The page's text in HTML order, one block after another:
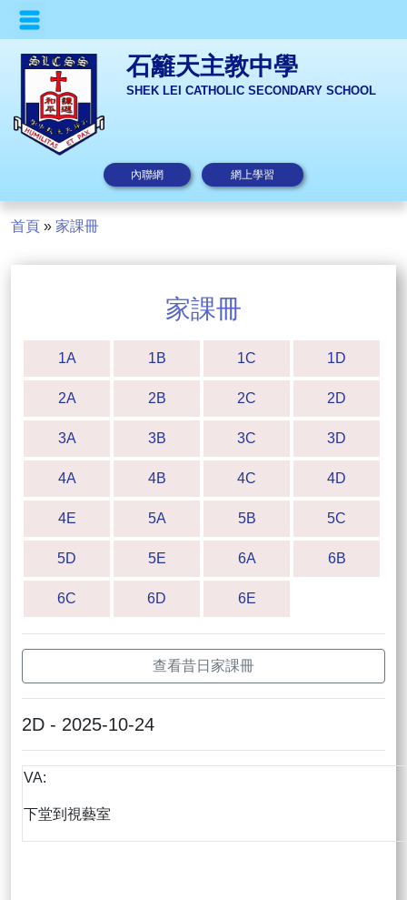
石籬天主教中學
SHEK LEI CATHOLIC SECONDARY SCHOOL
內聯網 網上學習
首頁 » 家課冊
家課冊
1A 1B 1C 1D
2A 2B 2C 2D
3A 3B 3C 3D
4A 4B 4C 4D
4E 5A 5B 5C
5D 5E 6A 6B
6C 6D 6E
查看昔日家課冊
2D - 2025-10-24
VA:
下堂到視藝室